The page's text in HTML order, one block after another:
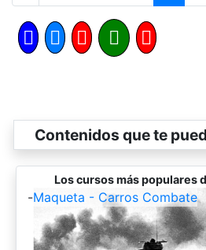
Contenidos que te
Los cursos más populares
-Maqueta - Carros Combate